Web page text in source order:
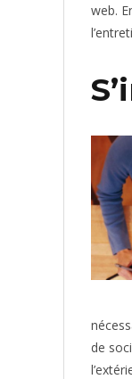
web.
de